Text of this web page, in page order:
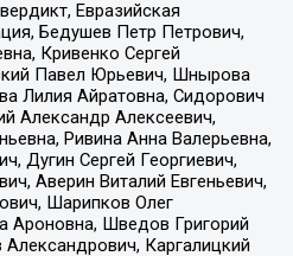
Евразийская
Бедушев Петр Петрович,
Кривенко Сергей
Павел Юрьевич, Шнырова
Лилия Айратовна, Сидорович
Александр Алексеевич,
Ривина Анна Валерьевна,
Дугин Сергей Георгиевич,
Аверин Виталий Евгеньевич,
Шарипков Олег
Ароновна, Шведов Григорий
Каргалицкий